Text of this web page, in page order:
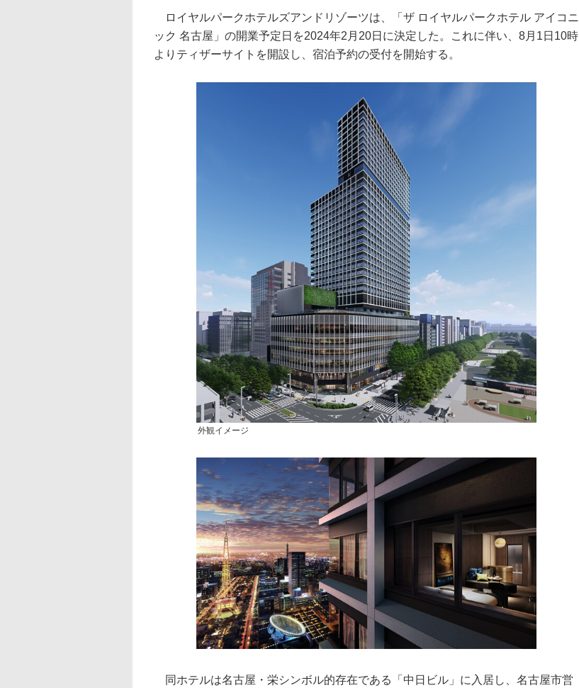
ロイヤルパークホテルズアンドリゾーツは、「ザ ロイヤルパークホテル アイコニ
ック 名古屋」の開業予定日を2024年2月20日に決定した。これに伴い、8月1日10時
よりティザーサイトを開設し、宿泊予約の受付を開始する。
外観イメージ
同ホテルは名古屋・栄シンボル的存在である「中日ビル」に入居し、名古屋市営